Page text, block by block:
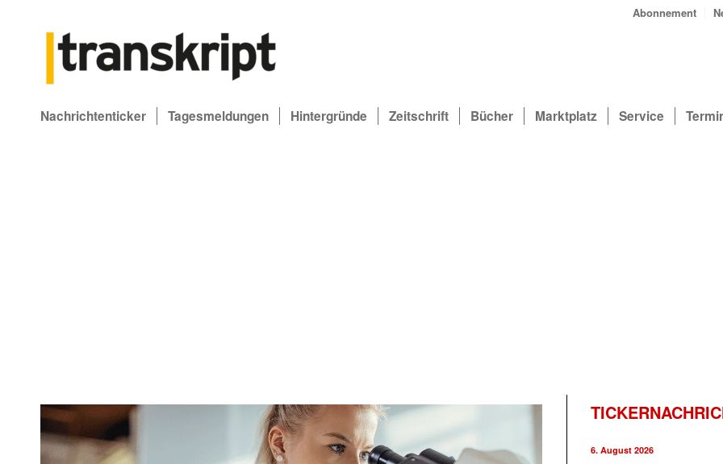
Abonnement
Nachrichtenticker Tagesmeldungen Hintergründe Zeitschrift Bücher Marktplatz Service
6. August 2026